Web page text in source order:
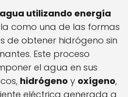
utilizando energía
como una de las formas
de obtener hidrógeno sin
Este proceso
el agua en sus
hidrógeno y oxígeno,
eléctrica generada a